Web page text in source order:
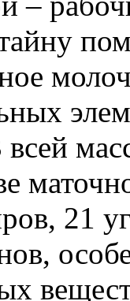
тайну
всей
21